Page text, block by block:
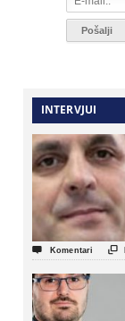
INTERVJUI
 Komentari 